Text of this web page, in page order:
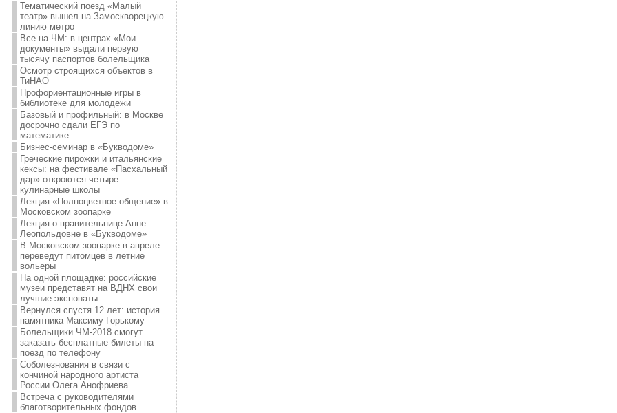
Тематический поезд «Малый
театр» вышел на Замоскворецкую
линию метро
Все на ЧМ: в центрах «Мои
документы» выдали первую
тысячу паспортов болельщика
Осмотр строящихся объектов в
ТиНАО
Профориентационные игры в
библиотеке для молодежи
Базовый и профильный: в Москве
досрочно сдали ЕГЭ по
математике
Бизнес-семинар в «Букводоме»
Греческие пирожки и итальянские
кексы: на фестивале «Пасхальный
дар» откроются четыре
кулинарные школы
Лекция «Полноцветное общение» в
Московском зоопарке
Лекция о правительнице Анне
Леопольдовне в «Букводоме»
В Московском зоопарке в апреле
переведут питомцев в летние
вольеры
На одной площадке: российские
музеи представят на ВДНХ свои
лучшие экспонаты
Вернулся спустя 12 лет: история
памятника Максиму Горькому
Болельщики ЧМ-2018 смогут
заказать бесплатные билеты на
поезд по телефону
Соболезнования в связи с
кончиной народного артиста
России Олега Анофриева
Встреча с руководителями
благотворительных фондов